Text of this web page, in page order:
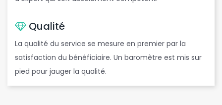
Qualité
La qualité du service se mesure en premier par la
satisfaction du bénéficiaire. Un baromètre est mis sur
pied pour jauger la qualité.